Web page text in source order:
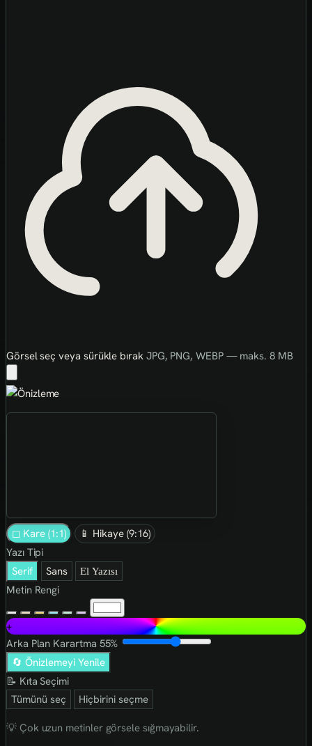
Görsel seç veya sürükle bırak JPG, PNG, WEBP — maks. 8 MB
◻ Kare (1:1)
📱 Hikaye (9:16)
Yazı Tipi
Serif
Sans El Yazısı
Metin Rengi
+
Arka Plan Karartma 55%
🔄 Önizlemeyi Yenile
📝 Kıta Seçimi
Tümünü seç
Hiçbirini seçme
💡 Çok uzun metinler görsele sığmayabilir.